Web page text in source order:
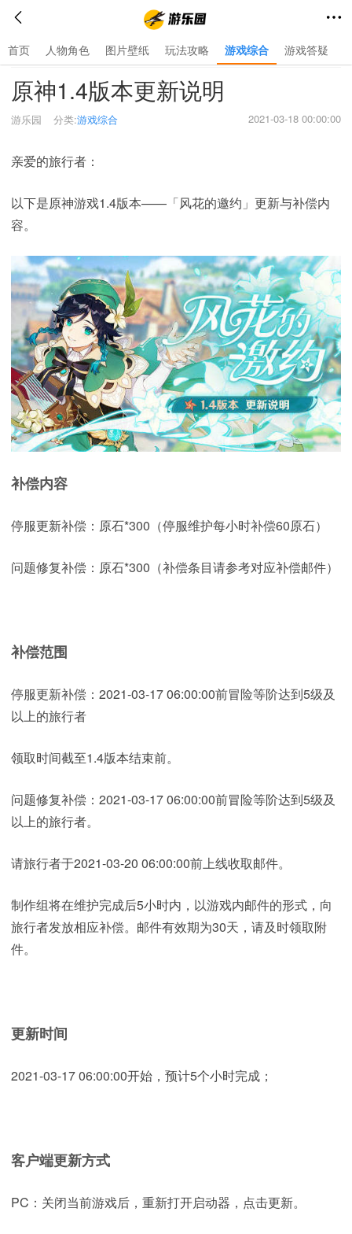
首页 人物角色 图片壁纸 玩法攻略 游戏综合 游戏答疑
首页 游戏综合
原神1.4版本更新说明
游乐园 2021-03-18 00:00:00
分类:游戏综合
亲爱的旅行者：
以下是原神游戏1.4版本——「风花的邀约」更新与补偿内
容。
补偿内容
停服更新补偿：原石*300（停服维护每小时补偿60原石）
问题修复补偿：原石*300（补偿条目请参考对应补偿邮件）
补偿范围
停服更新补偿：2021-03-17 06:00:00前冒险等阶达到5级及
以上的旅行者
领取时间截至1.4版本结束前。
问题修复补偿：2021-03-17 06:00:00前冒险等阶达到5级及
以上的旅行者。
请旅行者于2021-03-20 06:00:00前上线收取邮件。
制作组将在维护完成后5小时内，以游戏内邮件的形式，向
旅行者发放相应补偿。邮件有效期为30天，请及时领取附
件。
更新时间
2021-03-17 06:00:00开始，预计5个小时完成；
客户端更新方式
PC：关闭当前游戏后，重新打开启动器，点击更新。